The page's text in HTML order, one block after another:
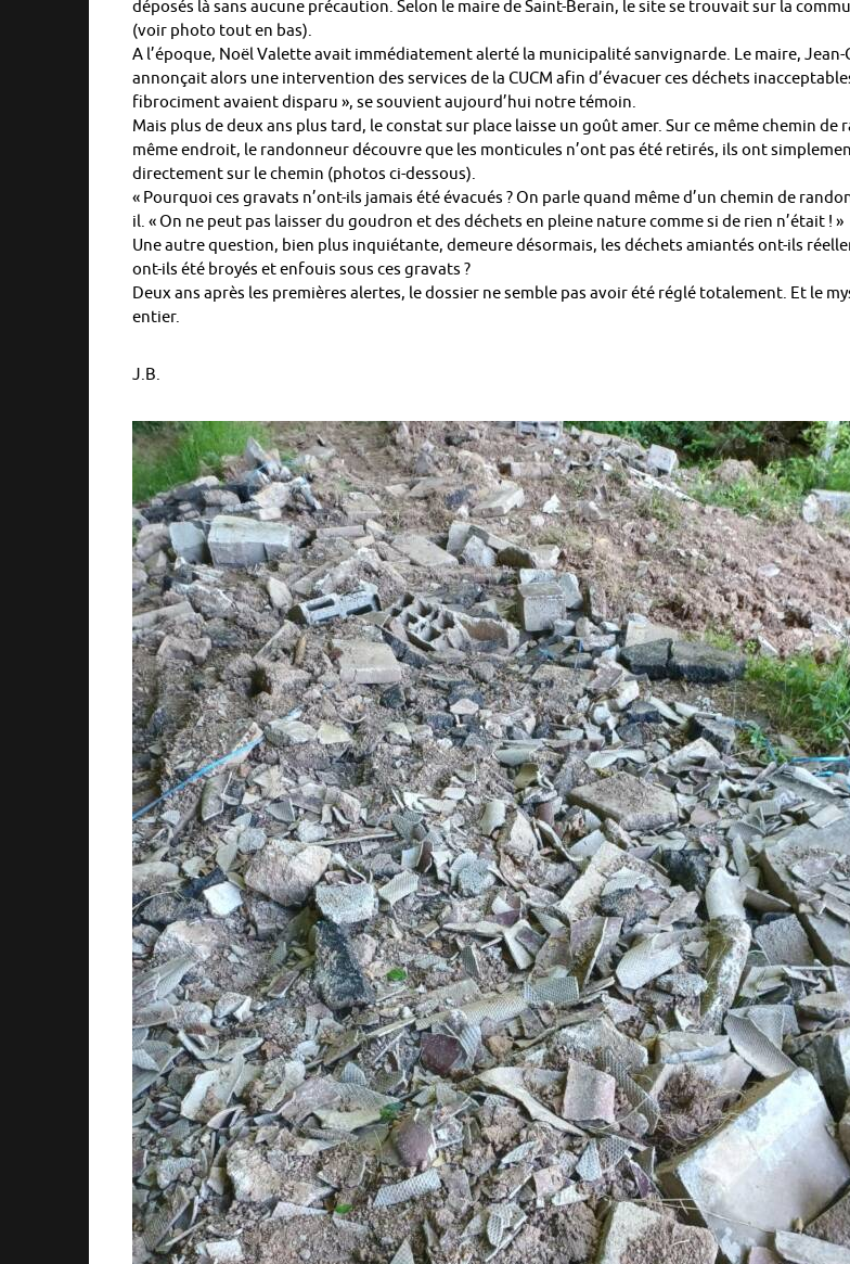
déposés là sans aucune précaution. Selon le maire de Saint-Berain, le site se trouvait sur la
(voir photo tout en bas).
A l’époque, Noël Valette avait immédiatement alerté la municipalité sanvignarde. Le maire, Jean-
annonçait alors une intervention des services de la CUCM afin d’évacuer ces déchets
fibrociment avaient disparu », se souvient aujourd’hui notre témoin.
Mais plus de deux ans plus tard, le constat sur place laisse un goût amer. Sur ce même chemin de
même endroit, le randonneur découvre que les monticules n’ont pas été retirés, ils ont
directement sur le chemin (photos ci-dessous).
« Pourquoi ces gravats n’ont-ils jamais été évacués ? On parle quand même d’un chemin de
il. « On ne peut pas laisser du goudron et des déchets en pleine nature comme si de rien n’était ! »
Une autre question, bien plus inquiétante, demeure désormais, les déchets amiantés ont-ils
ont-ils été broyés et enfouis sous ces gravats ?
Deux ans après les premières alertes, le dossier ne semble pas avoir été réglé totalement. Et le
entier.
J.B.